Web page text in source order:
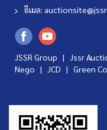
อีเมล:
JSSR Group | Jssr
Nego | JCD | Green